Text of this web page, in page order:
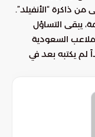
من ذاكرة “الأنفيلد”.
يبقى التساؤل
السعودية
لم يكتبه بعد في